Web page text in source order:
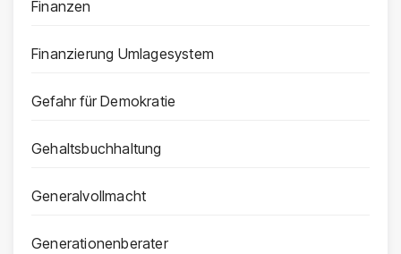
Finanzen
Finanzierung Umlagesystem
Gefahr für Demokratie
Gehaltsbuchhaltung
Generalvollmacht
Generationenberater